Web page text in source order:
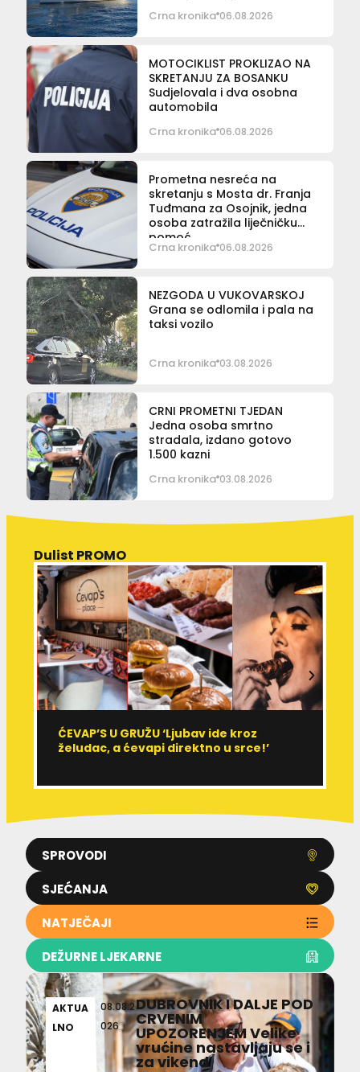
Crna kronika 06.08.2026
MOTOCIKLIST PROKLIZAO NA
SKRETANJU ZA BOSANKU
Sudjelovala i dva osobna
automobila
Crna kronika 06.08.2026
Prometna nesreća na
skretanju s Mosta dr. Franja
Tuđmana za Osojnik, jedna
osoba zatražila liječničku
pomoć
Crna kronika 06.08.2026
NEZGODA U VUKOVARSKOJ
Grana se odlomila i pala na
taksi vozilo
Crna kronika 03.08.2026
CRNI PROMETNI TJEDAN
Jedna osoba smrtno
stradala, izdano gotovo
1.500 kazni
Crna kronika 03.08.2026
SPROVODI
SJEĆANJA
NATJEČAJI
DEŽURNE LJEKARNE
Dulist PROMO
ĆEVAP’S U GRUŽU ‘Ljubav ide kroz
želudac, a ćevapi direktno u srce!’
AKTUA
LNO
08.08.2
026
DUBROVNIK I DALJE POD
CRVENIM
UPOZORENJEM Velike
vrućine nastavljaju se i
za vikend